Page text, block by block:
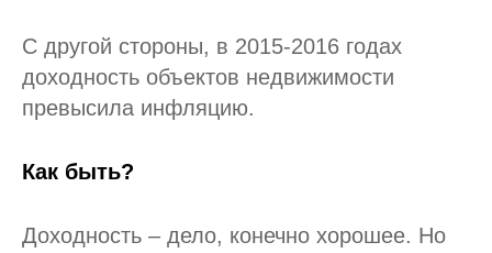
С другой стороны, в 2015-2016 годах
доходность объектов недвижимости
превысила инфляцию.
Как быть?
Доходность – дело, конечно хорошее. Но